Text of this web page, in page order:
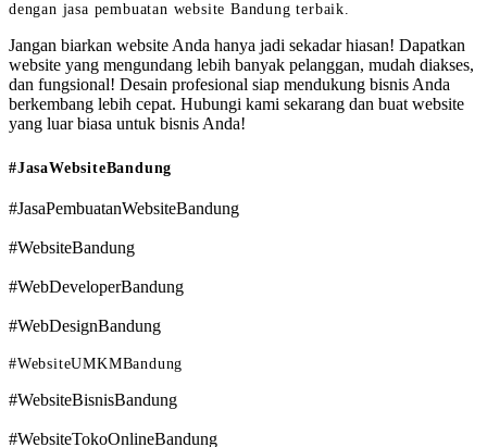
dengan jasa pembuatan website Bandung terbaik.
Jangan biarkan website Anda hanya jadi sekadar hiasan! Dapatkan
website yang mengundang lebih banyak pelanggan, mudah diakses,
dan fungsional! Desain profesional siap mendukung bisnis Anda
berkembang lebih cepat. Hubungi kami sekarang dan buat website
yang luar biasa untuk bisnis Anda!
#JasaWebsiteBandung
#JasaPembuatanWebsiteBandung
#WebsiteBandung
#WebDeveloperBandung
#WebDesignBandung
#WebsiteUMKMBandung
#WebsiteBisnisBandung
#WebsiteTokoOnlineBandung